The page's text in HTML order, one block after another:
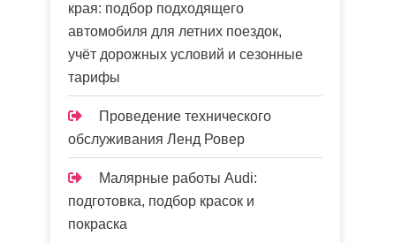
края: подбор подходящего
автомобиля для летних поездок,
учёт дорожных условий и сезонные
тарифы
Проведение технического
обслуживания Ленд Ровер
Малярные работы Audi:
подготовка, подбор красок и
покраска